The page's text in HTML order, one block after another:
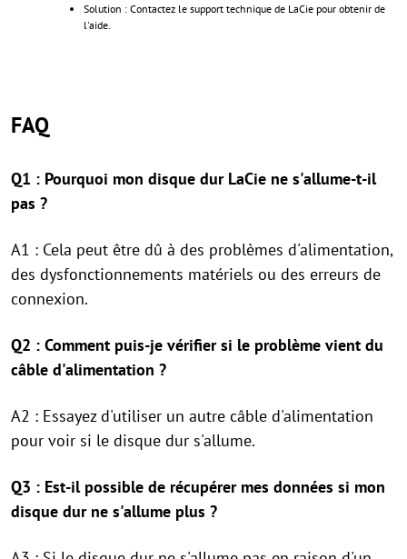
Solution : Contactez le support technique de LaCie pour obtenir de
l'aide.
FAQ
Q1 : Pourquoi mon disque dur LaCie ne s'allume-t-il
pas ?
A1 : Cela peut être dû à des problèmes d'alimentation,
des dysfonctionnements matériels ou des erreurs de
connexion.
Q2 : Comment puis-je vérifier si le problème vient du
câble d'alimentation ?
A2 : Essayez d'utiliser un autre câble d'alimentation
pour voir si le disque dur s'allume.
Q3 : Est-il possible de récupérer mes données si mon
disque dur ne s'allume plus ?